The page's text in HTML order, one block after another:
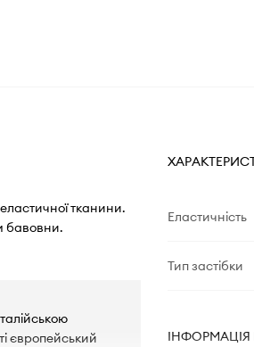
тканини.
бавовни.
європейський
Еластичність
Тип застібки